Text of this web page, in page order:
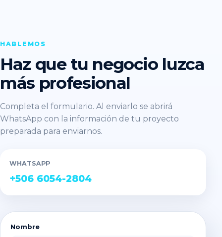
HABLEMOS
Haz que tu negocio luzca
más profesional
Completa el formulario. Al enviarlo se abrirá
WhatsApp con la información de tu proyecto
preparada para enviarnos.
WHATSAPP
+506 6054-2804
Nombre